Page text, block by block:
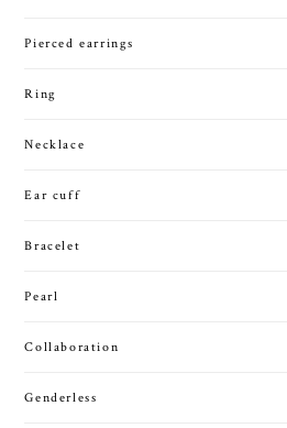
Pierced earrings
Ring
Necklace
Ear cuff
Bracelet
Pearl
Collaboration
Genderless